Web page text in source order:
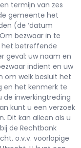
termijn van zes
gemeente het
(de ‘datum
bezwaar in te
het betreffende
geval: uw naam en
indient en uw
om welk besluit het
en het kenmerk te
de inwerkingtreding
kunt u een verzoek
Dit kan alleen als u
de Rechtbank
o.v.v. voorlopige